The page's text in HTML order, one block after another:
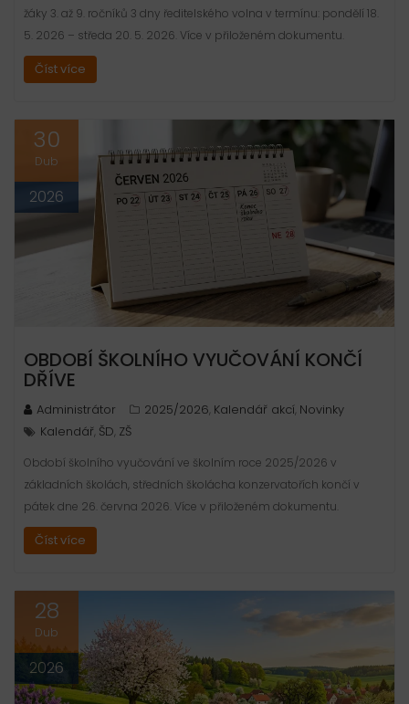
žáky 3. až 9. ročníků 3 dny ředitelského volna v termínu: pondělí 18.
5. 2026 – středa 20. 5. 2026. Více v přiloženém dokumentu.
Číst více
30
Dub
2026
OBDOBÍ ŠKOLNÍHO VYUČOVÁNÍ KONČÍ
DŘÍVE
Administrátor 2025/2026 Kalendář akcí Novinky
Kalendář ŠD ZŠ
Období školního vyučování ve školním roce 2025/2026 v
základních školách, středních školácha konzervatořích končí v
pátek dne 26. června 2026. Více v přiloženém dokumentu.
Číst více
28
Dub
2026